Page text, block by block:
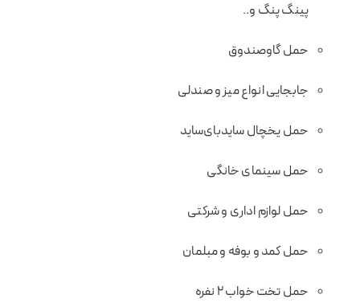
پینگ پنگ و..
حمل گاوصندوق
جابجایی انواع میز و صندلی
حمل یخچال سایدبای‌ساید
حمل سینمای خانگی
حمل لوازم اداری و شرکتی
حمل کمد و بوفه و مبلمان
حمل تخت خواب 2 نفره